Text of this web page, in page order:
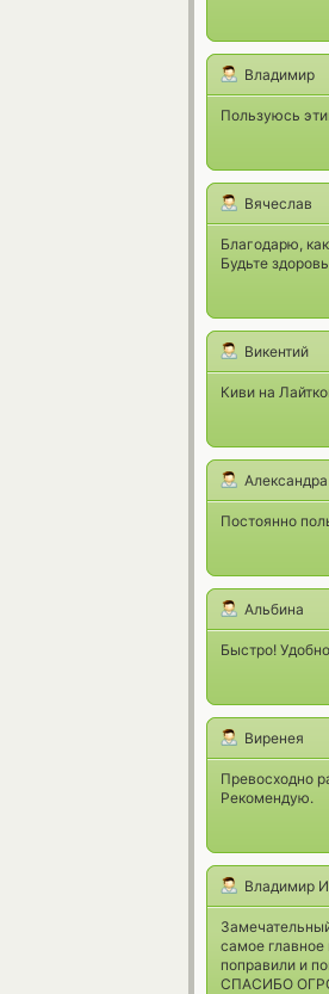
Владимир
Пользуюсь
Вячеслав
Благодарю,
Будьте
Викентий
Киви на
Александра
Постоянно
Альбина
Быстро!
Виренея
Превосходно
Рекомендую.
Владимир
самое
поправили и
СПАСИБО